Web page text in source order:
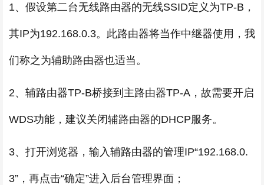
1、假设第二台无线路由器的无线SSID定义为TP-B，
其IP为192.168.0.3。此路由器将当作中继器使用，我
们称之为辅助路由器也适当。
2、辅路由器TP-B桥接到主路由器TP-A，故需要开启
WDS功能，建议关闭辅路由器的DHCP服务。
3、打开浏览器，输入辅路由器的管理IP“192.168.0.
3”，再点击“确定”进入后台管理界面；